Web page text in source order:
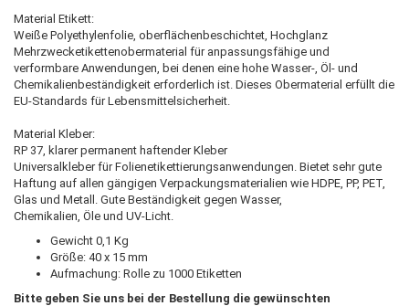
Material Etikett:
Weiße Polyethylenfolie, oberflächenbeschichtet, Hochglanz
Mehrzwecketikettenobermaterial für anpassungsfähige und
verformbare Anwendungen, bei denen eine hohe Wasser-, Öl- und
Chemikalienbeständigkeit erforderlich ist. Dieses Obermaterial erfüllt die
EU-Standards für Lebensmittelsicherheit.
Material Kleber:
RP 37, klarer permanent haftender Kleber
Universalkleber für Folienetikettierungsanwendungen. Bietet sehr gute
Haftung auf allen gängigen Verpackungsmaterialien wie HDPE, PP, PET,
Glas und Metall. Gute Beständigkeit gegen Wasser,
Chemikalien, Öle und UV-Licht.
Gewicht 0,1 Kg
Größe: 40 x 15 mm
Aufmachung: Rolle zu 1000 Etiketten
Bitte geben Sie uns bei der Bestellung die gewünschten